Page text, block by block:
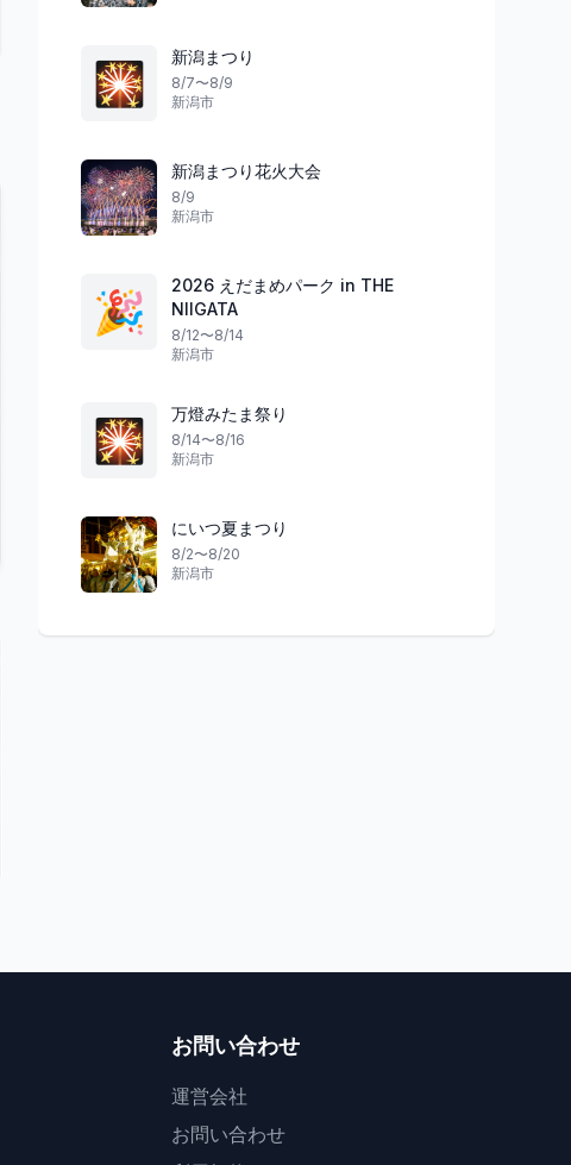
県
🎇
新潟まつり
8/7〜8/9
新潟市
新潟まつり花火大会
8/9
新潟市
🎉
2026 えだまめパーク in THE
NIIGATA
8/12〜8/14
新潟市
🎇
万燈みたま祭り
8/14〜8/16
新潟市
にいつ夏まつり
8/2〜8/20
新潟市
お問い合わせ
運営会社
お問い合わせ